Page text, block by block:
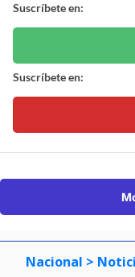
Suscríbete en:
Suscríbete en:
Nacional >